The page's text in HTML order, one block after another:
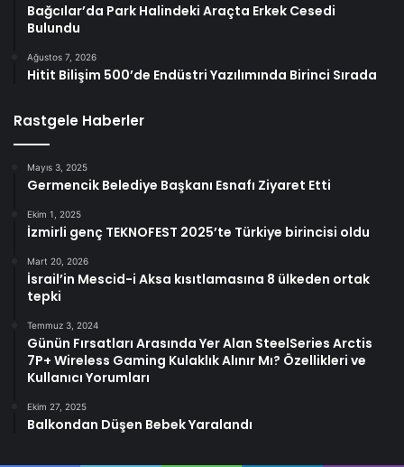
Bağcılar’da Park Halindeki Araçta Erkek Cesedi
Bulundu
Ağustos 7, 2026
Hitit Bilişim 500’de Endüstri Yazılımında Birinci Sırada
Rastgele Haberler
Mayıs 3, 2025
Germencik Belediye Başkanı Esnafı Ziyaret Etti
Ekim 1, 2025
İzmirli genç TEKNOFEST 2025’te Türkiye birincisi oldu
Mart 20, 2026
İsrail’in Mescid-i Aksa kısıtlamasına 8 ülkeden ortak
tepki
Temmuz 3, 2024
Günün Fırsatları Arasında Yer Alan SteelSeries Arctis
7P+ Wireless Gaming Kulaklık Alınır Mı? Özellikleri ve
Kullanıcı Yorumları
Ekim 27, 2025
Balkondan Düşen Bebek Yaralandı